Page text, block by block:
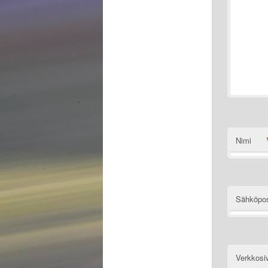
Nimi